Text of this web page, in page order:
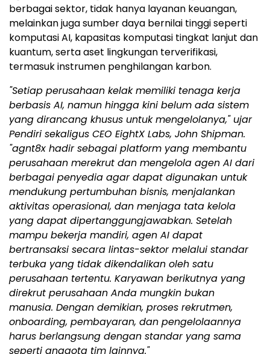
berbagai sektor, tidak hanya layanan keuangan,
melainkan juga sumber daya bernilai tinggi seperti
komputasi AI, kapasitas komputasi tingkat lanjut dan
kuantum, serta aset lingkungan terverifikasi,
termasuk instrumen penghilangan karbon.
"Setiap perusahaan kelak memiliki tenaga kerja
berbasis AI, namun hingga kini belum ada sistem
yang dirancang khusus untuk mengelolanya," ujar
Pendiri sekaligus CEO EightX Labs, John Shipman.
"agnt8x hadir sebagai platform yang membantu
perusahaan merekrut dan mengelola agen AI dari
berbagai penyedia agar dapat digunakan untuk
mendukung pertumbuhan bisnis, menjalankan
aktivitas operasional, dan menjaga tata kelola
yang dapat dipertanggungjawabkan. Setelah
mampu bekerja mandiri, agen AI dapat
bertransaksi secara lintas-sektor melalui standar
terbuka yang tidak dikendalikan oleh satu
perusahaan tertentu. Karyawan berikutnya yang
direkrut perusahaan Anda mungkin bukan
manusia. Dengan demikian, proses rekrutmen,
onboarding, pembayaran, dan pengelolaannya
harus berlangsung dengan standar yang sama
seperti anggota tim lainnya."